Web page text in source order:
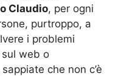
Claudio, per ogni
purtroppo, a
i problemi
web o
che non c’è